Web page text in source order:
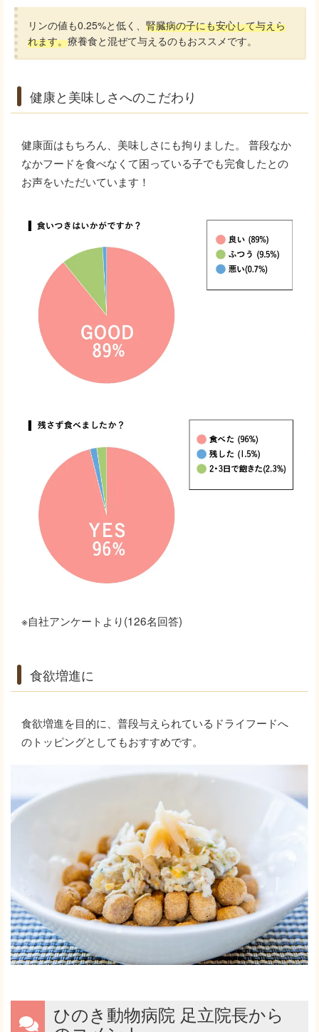
リンの値も0.25%と低く、 腎臓病の子にも安心して与えら
れます。療養食と混ぜて与えるのもおススメです。
健康と美味しさへのこだわり
健康面はもちろん、美味しさにも拘りました。 普段なか
なかフードを食べなくて困っている子でも完食したとの
お声をいただいています！
※自社アンケートより(126名回答)
食欲増進に
食欲増進を目的に、普段与えられているドライフードへ
のトッピングとしてもおすすめです。
ひのき動物病院 足立院長から